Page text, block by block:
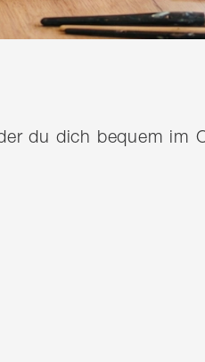
du dich bequem im